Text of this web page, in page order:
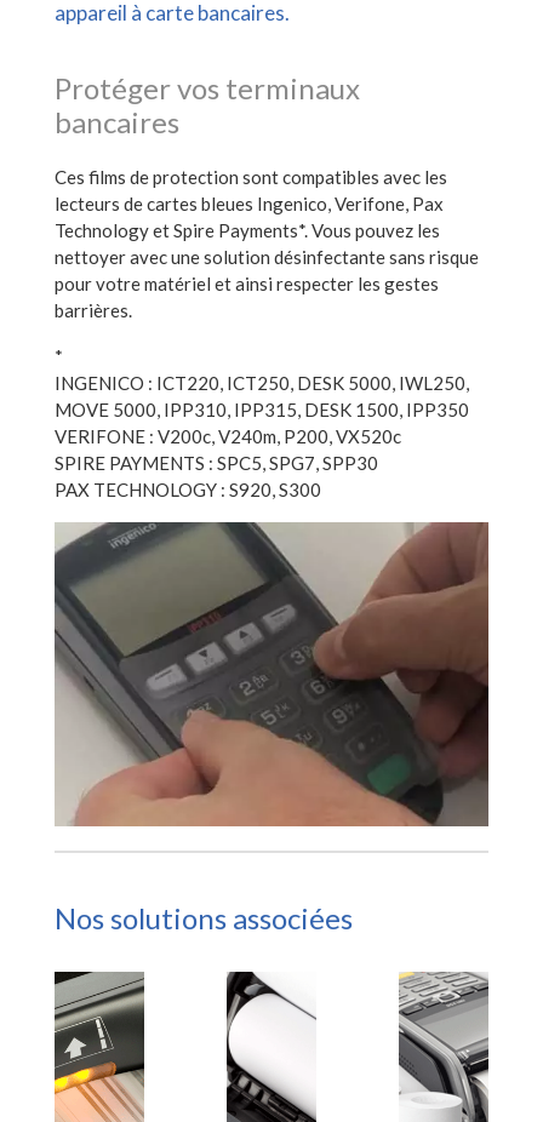
appareil à carte bancaires.
Protéger vos terminaux
bancaires
Ces films de protection sont compatibles avec les
lecteurs de cartes bleues Ingenico, Verifone, Pax
Technology et Spire Payments*. Vous pouvez les
nettoyer avec une solution désinfectante sans risque
pour votre matériel et ainsi respecter les gestes
barrières.
*
INGENICO : ICT220, ICT250, DESK 5000, IWL250,
MOVE 5000, IPP310, IPP315, DESK 1500, IPP350
VERIFONE : V200c, V240m, P200, VX520c
SPIRE PAYMENTS : SPC5, SPG7, SPP30
PAX TECHNOLOGY : S920, S300
Nos solutions associées